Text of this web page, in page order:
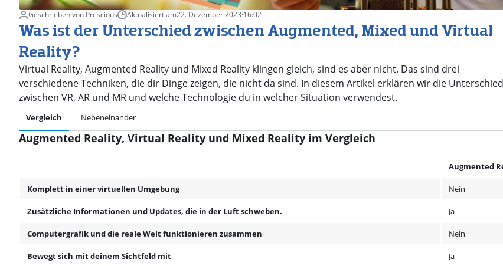
Geschrieben von Prescious Aktualisiert am22. Dezember 2023·16:02
Was ist der Unterschied zwischen Augmented, Mixed und Virtual
Reality?
Virtual Reality, Augmented Reality und Mixed Reality klingen gleich, sind es aber nicht. Das sind drei
verschiedene Techniken, die dir Dinge zeigen, die nicht da sind. In diesem Artikel erklären wir die
zwischen VR, AR und MR und welche Technologie du in welcher Situation verwendest.
Vergleich Nebeneinander
Augmented Reality, Virtual Reality und Mixed Reality im Vergleich
Augmented
Komplett in einer virtuellen Umgebung Nein
Zusätzliche Informationen und Updates, die in der Luft schweben. Ja
Computergrafik und die reale Welt funktionieren zusammen Nein
Bewegt sich mit deinem Sichtfeld mit Ja